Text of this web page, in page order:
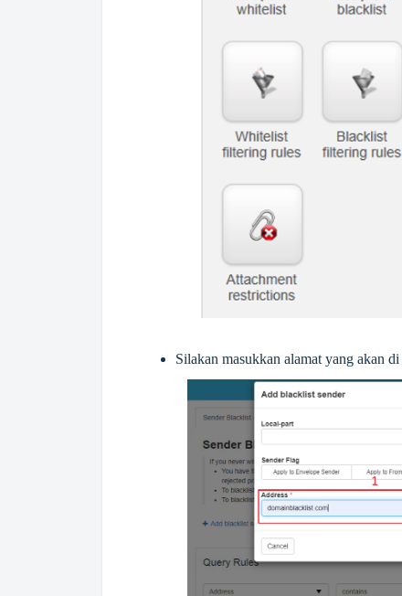
Silakan masukkan alamat yang akan di